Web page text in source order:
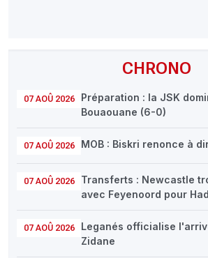
CHRONO
07 AOÛ 2026
Préparation : la JSK
Bouaouane (6-0)
07 AOÛ 2026 MOB : Biskri renonce à
07 AOÛ 2026
Transferts : Newcastle
avec Feyenoord pour
07 AOÛ 2026
Leganés officialise
Zidane